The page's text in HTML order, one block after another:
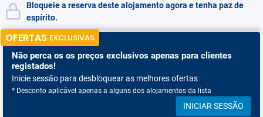
Bloqueie a reserva deste alojamento agora e tenha paz de
espírito.
OFERTAS EXCLUSIVAS
Não perca os os preços exclusivos apenas para clientes
registados!
Inicie sessão para desbloquear as melhores ofertas
* Desconto aplicável apenas a alguns dos alojamentos da lista
INICIAR SESSÃO